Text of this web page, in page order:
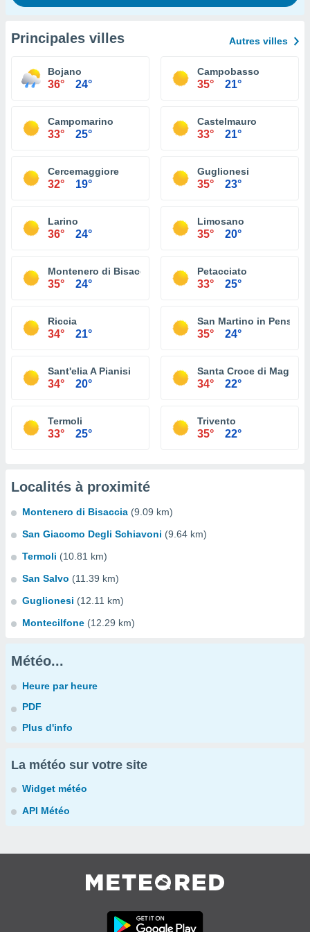
Principales villes Autres villes
Bojano
36° 24°
Campobasso
35° 21°
Campomarino
33° 25°
Castelmauro
33° 21°
Cercemaggiore
32° 19°
Guglionesi
35° 23°
Larino
36° 24°
Limosano
35° 20°
Montenero di Bisaccia
35° 24°
Petacciato
33° 25°
Riccia
34° 21°
San Martino in Pensilis
35° 24°
Sant'elia A Pianisi
34° 20°
Santa Croce di
34° 22°
Termoli
33° 25°
Trivento
35° 22°
Localités à proximité
Montenero di Bisaccia (9.09 km)
San Giacomo Degli Schiavoni (9.64 km)
Termoli (10.81 km)
San Salvo (11.39 km)
Guglionesi (12.11 km)
Montecilfone (12.29 km)
Météo...
Heure par heure
PDF
Plus d'info
La météo sur votre site
Widget météo
API Météo